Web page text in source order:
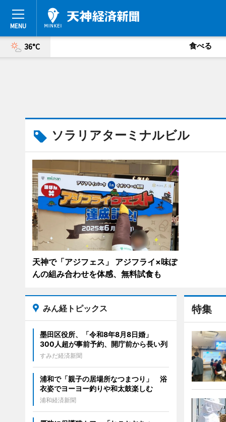
36°C 食べる
ソラリアターミナルビル
天神で「アジフェス」 アジフライ×味ぽ
んの組み合わせを体感、無料試食も
特集
みん経トピックス
墨田区役所、「令和8年8月8日婚」
300人超が事前予約、開庁前から長い列
すみだ経済新聞
浦和で「親子の居場所なつまつり」 浴
衣姿でヨーヨー釣りや和太鼓楽しむ
浦和経済新聞